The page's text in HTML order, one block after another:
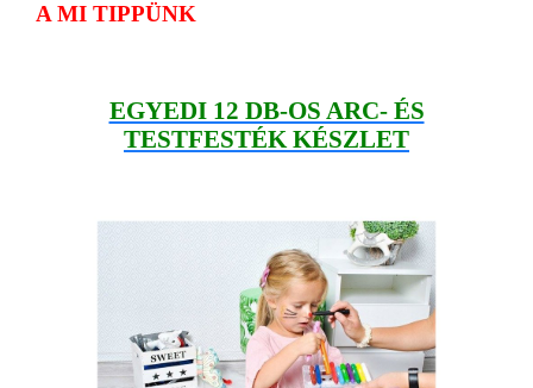
A MI TIPPÜNK
EGYEDI 12 DB-OS ARC- ÉS
TESTFESTÉK KÉSZLET